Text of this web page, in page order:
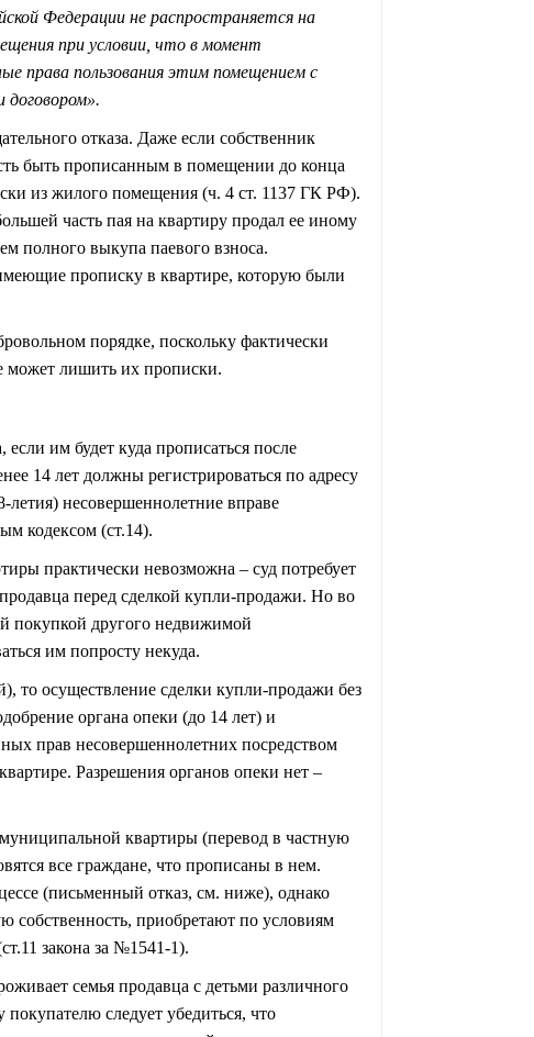
Федерации не распространяется на
при условии, что в момент
права пользования этим помещением с
договором».
отказа. Даже если собственник
быть прописанным в помещении до конца
из жилого помещения (ч. 4 ст. 1137 ГК РФ).
часть пая на квартиру продал ее иному
полного выкупа паевого взноса.
прописку в квартире, которую были
порядке, поскольку фактически
может лишить их прописки.
им будет куда прописаться после
14 лет должны регистрироваться по адресу
несовершеннолетние вправе
кодексом (ст.14).
практически невозможна – суд потребует
перед сделкой купли-продажи. Но во
покупкой другого недвижимой
им попросту некуда.
то осуществление сделки купли-продажи без
органа опеки (до 14 лет) и
прав несовершеннолетних посредством
Разрешения органов опеки нет –
квартиры (перевод в частную
все граждане, что прописаны в нем.
(письменный отказ, см. ниже), однако
собственность, приобретают по условиям
закона за №1541-1).
семья продавца с детьми различного
следует убедиться, что